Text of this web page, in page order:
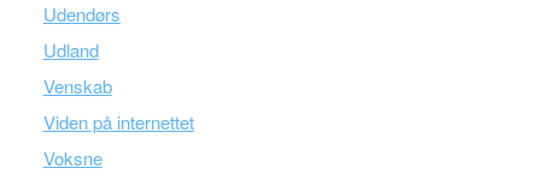
Udendørs
Udland
Venskab
Viden på internettet
Voksne